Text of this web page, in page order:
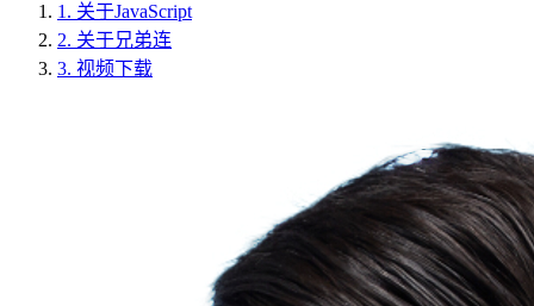
1. 关于JavaScript
2. 关于兄弟连
3. 视频下载